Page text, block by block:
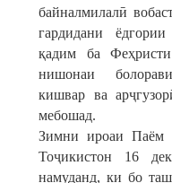
байналмилалӣ
гардидани
қадим ба
нишонаи
кишвар ва
мебошад.
Зимни ироаи Паём
Тоҷикистон 16
намуданд, ки бо